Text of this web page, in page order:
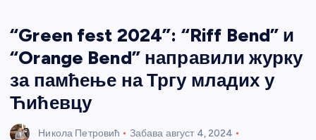
и портал
“Green fest 2024”: “Riff Bend” и
“Orange Bend” направили журку
за памћење на Тргу младих у
Ћићевцу
Никола Петровић Забава август 4, 2024